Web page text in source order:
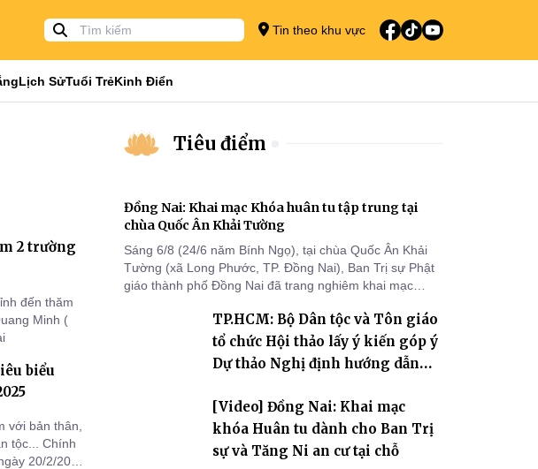
Tin theo khu vực
Lịch SửTuổi TrẻKinh Điển
2 trường
đến thăm
Minh (
biểu
với bản thân,
tộc... Chính
20/2/2024
Tiêu điểm
Đồng Nai: Khai mạc Khóa huân tu tập trung tại
chùa Quốc Ân Khải Tường
Sáng 6/8 (24/6 năm Bính Ngọ), tại chùa Quốc Ân Khải
Tường (xã Long Phước, TP. Đồng Nai), Ban Trị sự Phật
giáo thành phố Đồng Nai đã trang nghiêm khai mạc
2570 dành cho chư Tăng hành giả an cư tại chỗ khu vực
VII, VIII và trường hạ chùa Quốc Ân Khải Tường.
TP.HCM: Bộ Dân tộc và Tôn giáo
tổ chức Hội thảo lấy ý kiến góp ý
Dự thảo Nghị định hướng dẫn
giáo
[Video] Đồng Nai: Khai mạc
khóa Huân tu dành cho Ban Trị
sự và Tăng Ni an cư tại chỗ